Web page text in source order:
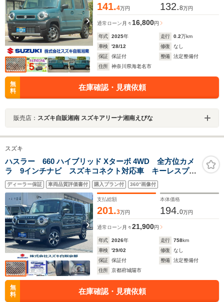
141.4万円 132.8万円
通常ローン 月々 16,800円
年式 2025年 走行 0.2万km
車検
'28/12 修復
なし
保証
保証付 整備
法定整備付
住所
神奈川県海老名市
無
料
在庫確認・見積依頼
販売店： スズキ自販湘南 スズキアリーナ湘南えびな
スズキ
ハスラー 660 ハイブリッド Xターボ 4WD 全方位カメ
ラ 9インチナビ スズキコネクト対応車 キーレスプッ
シュスタート 前後衝突被害軽減ブレーキ アダプティ
ブクルーズコントロール シートヒーター
ディーラー保証 車両品質評価書付 購入プラン付 360°画像付
支払総額
201.3万円
本体価格
194.0万円
通常ローン 月々21,900円
年式 2026年 走行 758km
車検
'29/02 修復
なし
保証
保証付 整備
法定整備付
住所
京都府城陽市
無
料
在庫確認・見積依頼